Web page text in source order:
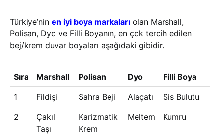
Türkiye’nin en iyi boya markaları olan Marshall,
Polisan, Dyo ve Filli Boyanın, en çok tercih edilen
bej/krem duvar boyaları aşağıdaki gibidir.
Sıra Marshall Polisan Dyo Filli Boya
1 Fildişi Sahra Beji Alaçatı Sis Bulutu
2
Çakıl
Taşı
Karizmatik
Krem
Meltem Kumru